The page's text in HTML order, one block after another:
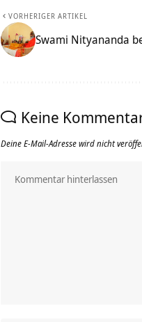
VORHERIGER ARTIKEL
Swami Nityananda
Keine
Deine E-Mail-Adresse wird nicht